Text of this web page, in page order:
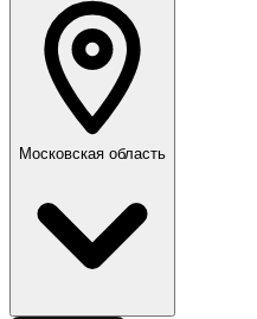
Московская область